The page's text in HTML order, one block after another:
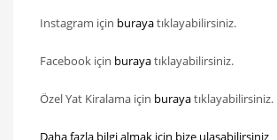
Instagram için burayatıklayabilirsiniz.
Facebook için burayatıklayabilirsiniz.
Özel Yat Kiralama için burayatıklayabilirsiniz.
Daha fazla bilgi almak için bize ulaşabilirsiniz